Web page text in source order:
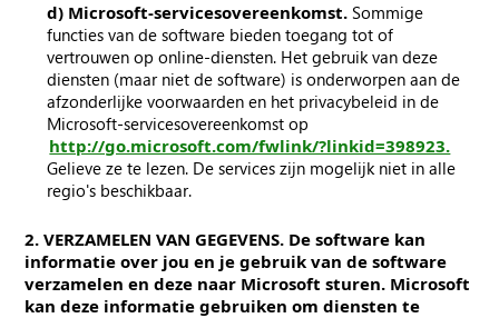
d) Microsoft-servicesovereenkomst. Sommige
functies van de software bieden toegang tot of
vertrouwen op online-diensten. Het gebruik van deze
diensten (maar niet de software) is onderworpen aan de
afzonderlijke voorwaarden en het privacybeleid in de
Microsoft-servicesovereenkomst op
http://go.microsoft.com/fwlink/?linkid=398923.
Gelieve ze te lezen. De services zijn mogelijk niet in alle
regio's beschikbaar.
2. VERZAMELEN VAN GEGEVENS. De software kan
informatie over jou en je gebruik van de software
verzamelen en deze naar Microsoft sturen. Microsoft
kan deze informatie gebruiken om diensten te